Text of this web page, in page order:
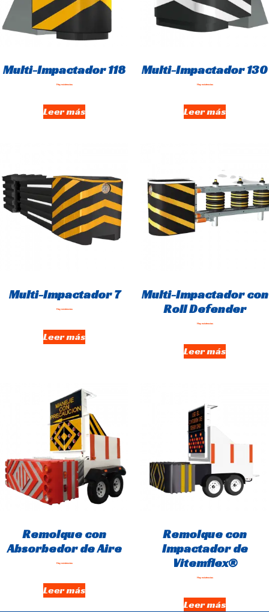
Multi-Impactador 118
Hay existencias
Leer más
Multi-Impactador 130
Hay existencias
Leer más
Multi-Impactador 7
Hay existencias
Leer más
Multi-Impactador con
Roll Defender
Hay existencias
Leer más
Remolque con
Absorbedor de Aire
Hay existencias
Leer más
Remolque con
Impactador de
Vitemflex®
Hay existencias
Leer más